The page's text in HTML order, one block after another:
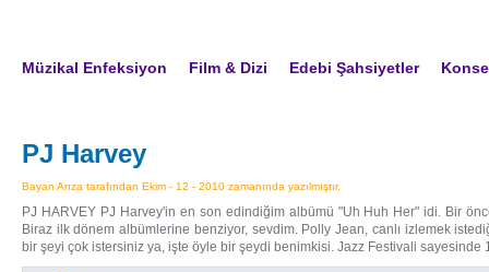
Müzikal Enfeksiyon Film & Dizi Edebi Şahsiyetler
PJ Harvey
Bayan Arıza tarafından Ekim - 12 - 2010 zamanında yazılmıştır.
PJ HARVEY PJ Harvey'in en son edindiğim albümü "Uh Huh Her" idi. Bir
Biraz ilk dönem albümlerine benziyor, sevdim. Polly Jean, canlı izlemek
bir şeyi çok istersiniz ya, işte öyle bir şeydi benimkisi. Jazz Festivali sayesinde